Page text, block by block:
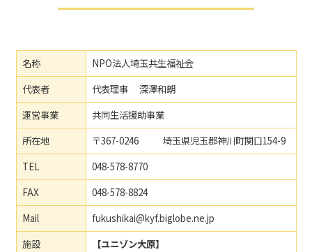
名称
NPO法人埼玉共生福祉会
代表者
代表理事 深澤和朗
運営事業
共同生活援助事業
所在地
〒367-0246 埼玉県児玉郡神川町関口154-9
TEL
048-578-8770
FAX
048-578-8824
Mail
fukushikai@kyf.biglobe.ne.jp
施設
【ユニゾン大原】